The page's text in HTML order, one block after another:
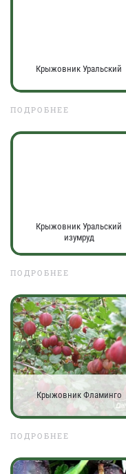
Крыжовник Уральский
ПОДРОБНЕЕ
Крыжовник Уральский
изумруд
ПОДРОБНЕЕ
Крыжовник Фламинго
ПОДРОБНЕЕ